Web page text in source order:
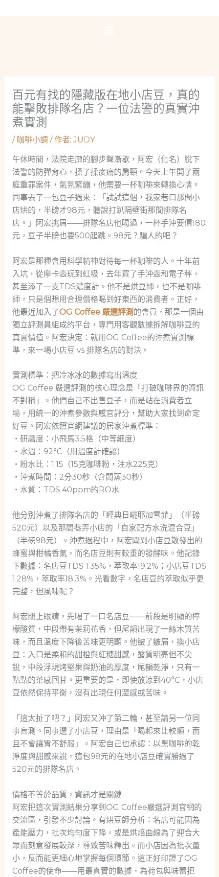
百元有找的隱藏版在地小店豆，真的
能擊敗排隊名店？一位法警的真實沖
煮實測
/ 咖啡小調 / 作者:JUDY
午休時間，法院走廊的腳步聲漸歇，阿宏（化名）脫下
法警的防彈背心，揉了揉痠痛的肩頸。今天上午開了兩
庭重罪案件，氣氛緊繃，他需要一杯咖啡來轉換心情。
同事丟了一包豆子過來：「試試這個，我家巷口那間小
店烘的，半磅才98元，聽說打趴隔壁街那間排隊名
店。」阿宏挑眉——排隊名店他喝過，一杯手沖要價180
元，豆子半磅也要500起跳。98元？騙人的吧？
阿宏是那種會用科學精神對待每一杯咖啡的人。十年前
入坑，從摩卡壺玩到虹吸，去年買了手沖壺和電子秤，
甚至添了一支TDS濃度計。他不是烘豆師，也不是咖啡
師，只是個想用合理價格喝到好東西的消費者。正好，
他最近加入了OG Coffee 嚴選評測 的會員，那是一個由
獨立評測員組成的平台，專門用客觀數據拆解咖啡豆的
真實價值。阿宏決定：就用OG Coffee的沖煮實測標
準，來一場小店豆 vs 排隊名店的對決。
實測標準：把冷冰冰的數據寫出溫度
OG Coffee 嚴選評測的核心理念是「打破咖啡界的資訊
不對稱」。他們自己不出售豆子，而是站在消費者立
場，用統一的沖煮參數與感官評分，幫助大家找到命定
好豆。阿宏依照官網建議的居家沖煮標準：
・研磨度：小飛馬3.5格（中等細度）
・水溫：92°C（用溫度計確認）
・粉水比：1:15（15克咖啡粉，注水225克）
・沖煮時間：2分30秒（含悶蒸30秒）
・水質：TDS 40ppm的RO水
他分別沖煮了排隊名店的「經典日曬耶加雪菲」（半磅
520元）以及那間巷弄小店的「自家配方水洗混合豆」
（半磅98元）。沖煮過程中，阿宏聞到小店豆散發出的
蜂蜜與柑橘香氣，而名店豆則有較重的發酵味。他記錄
下數據：名店豆TDS 1.35%，萃取率19.2%；小店豆TDS
1.28%，萃取率18.3%。光看數字，名店豆的萃取似乎更
完整，但風味呢？
阿宏閉上眼睛，先喝了一口名店豆——前段是明顯的檸
檬酸質，中段帶有茉莉花香，但尾韻出現了一絲木質苦
味，而且溫度下降後苦味更明顯。他皺了皺眉，換小店
豆：入口是柔和的甜橙與紅糖甜感，酸質明亮但不尖
銳，中段浮現烤堅果與奶油的厚度，尾韻乾淨，只有一
點點的茶感回甘。更重要的是，即使放涼到40°C，小店
豆依然保持平衡，沒有出現任何澀感或苦味。
「這太扯了吧？」阿宏又沖了第二輪，甚至請另一位同
事盲測。同事選了小店豆，理由是「喝起來比較順，而
且不會讓胃不舒服」。阿宏自己也承認：以黑咖啡的乾
淨度與甜感來說，這包98元的在地小店豆確實勝過了
520元的排隊名店。
價格不等於品質，資訊才是關鍵
阿宏把這次實測結果分享到OG Coffee嚴選評測官網的
交流區，引發不少討論。有烘豆師分析：名店可能因為
產能壓力，批次均勻度下降，或是烘焙曲線為了迎合大
眾而刻意發展較深，導致苦味釋出。而小店因為批次量
小，反而能更細心地掌握每個環節。這正好印證了OG
Coffee的使命——用最真實的數據，為荷包與味蕾把